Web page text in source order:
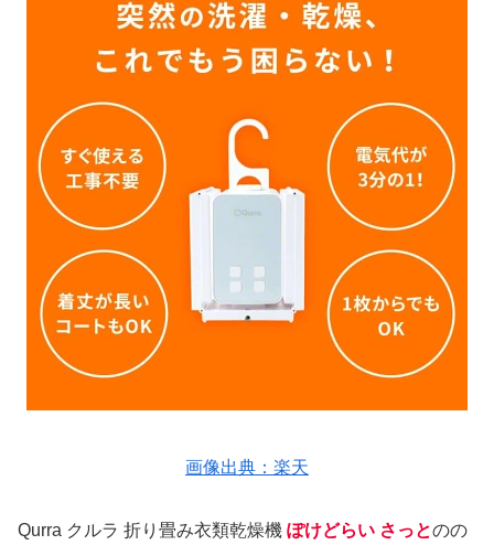
画像出典：楽天
Qurra クルラ 折り畳み衣類乾燥機 ぽけどらい さっとのの